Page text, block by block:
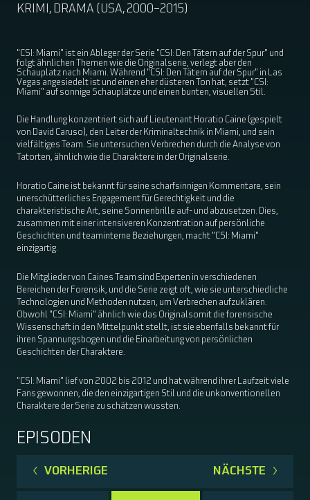
KRIMI, DRAMA (USA, 2000–2015)
"CSI: Miami" ist ein Ableger der Serie "CSI: Den Tätern auf der Spur" und
folgt ähnlichen Themen wie die Originalserie, verlegt aber den
Schauplatz nach Miami. Während "CSI: Den Tätern auf der Spur" in Las
Vegas angesiedelt ist und einen eher düsteren Ton hat, setzt "CSI:
Miami" auf sonnige Schauplätze und einen bunten, visuellen Stil.
Die Handlung konzentriert sich auf Lieutenant Horatio Caine (gespielt
von David Caruso), den Leiter der Kriminaltechnik in Miami, und sein
vielfältiges Team. Sie untersuchen Verbrechen durch die Analyse von
Tatorten, ähnlich wie die Charaktere in der Originalserie.
Horatio Caine ist bekannt für seine scharfsinnigen Kommentare, sein
unerschütterliches Engagement für Gerechtigkeit und die
charakteristische Art, seine Sonnenbrille auf- und abzusetzen. Dies,
zusammen mit einer intensiveren Konzentration auf persönliche
Geschichten und teaminterne Beziehungen, macht "CSI: Miami"
einzigartig.
Die Mitglieder von Caines Team sind Experten in verschiedenen
Bereichen der Forensik, und die Serie zeigt oft, wie sie unterschiedliche
Technologien und Methoden nutzen, um Verbrechen aufzuklären.
Obwohl "CSI: Miami" ähnlich wie das Originalsomit die forensische
Wissenschaft in den Mittelpunkt stellt, ist sie ebenfalls bekannt für
ihren Spannungsbogen und die Einarbeitung von persönlichen
Geschichten der Charaktere.
"CSI: Miami" lief von 2002 bis 2012 und hat während ihrer Laufzeit viele
Fans gewonnen, die den einzigartigen Stil und die unkonventionellen
Charaktere der Serie zu schätzen wussten.
EPISODEN
VORHERIGE NÄCHSTE